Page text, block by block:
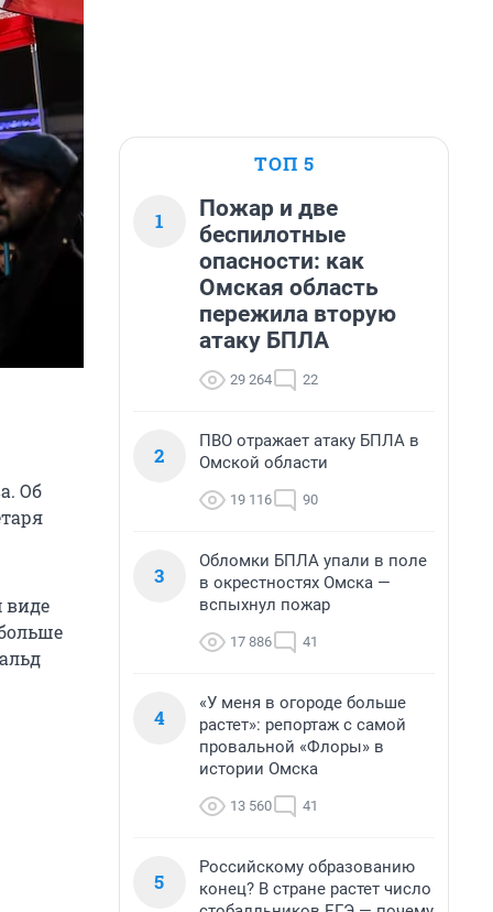
Об
виде
ТОП 5
1
Пожар и две
беспилотные
опасности: как
Омская область
пережила вторую
атаку БПЛА
29 264 22
2
ПВО отражает атаку БПЛА в
Омской области
19 116 90
3
Обломки БПЛА упали в поле
в окрестностях Омска —
вспыхнул пожар
17 886 41
4
«У меня в огороде больше
растет»: репортаж с самой
провальной «Флоры» в
истории Омска
13 560 41
5
Российскому образованию
конец? В стране растет число